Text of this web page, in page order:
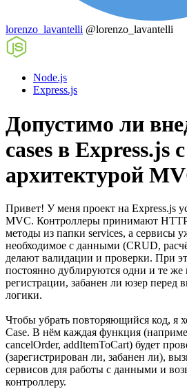
lorenzo_lavantelli @lorenzo_lavantelli
Node.js
Express.js
Допустимо ли
cases в Express.js с
архитектурой
Привет! У меня проект на Express.js
MVC. Контроллеры принимают
методы из папки services, а сервисы
необходимое с данными (CRUD,
делают валидации и проверки. При
постоянно дублируются одни и те
регистрации, забанен ли юзер перед
логики.
Чтобы убрать повторяющийся код, я
Case. В нём каждая функция
cancelOrder, addItemToCart) будет
(зарегистрирован ли, забанен ли),
сервисов для работы с данными и
контроллеру.